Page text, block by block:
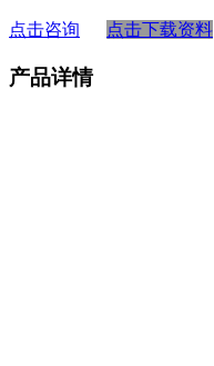
点击咨询 点击下载资料
产品详情